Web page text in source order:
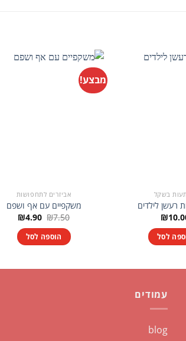
בשקל
₪
לסל
מבצע!
אביזרים לתחפושות
משקפיים עם אף ושפם
₪7.50 המחיר
היה:
₪7.50.
₪4.90 המחיר
הוא:
₪4.90. הוספה לסל
עמודים
blog